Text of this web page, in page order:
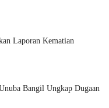
Laporan Kematian
Bangil Ungkap Dugaan